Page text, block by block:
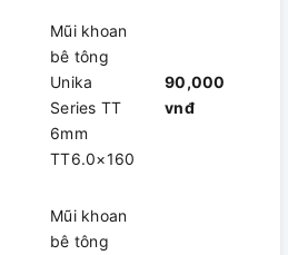
Mũi khoan
bê tông
Unika
Series TT
6mm
TT6.0×160
90,000
vnđ
Mũi khoan
bê tông